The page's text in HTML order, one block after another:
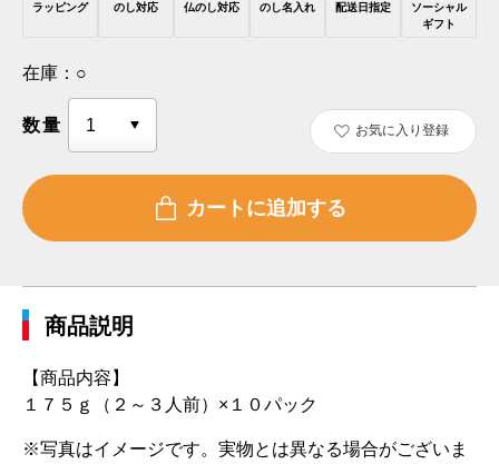
ラッピング のし対応 仏のし対応 のし名入れ 配送日指定
ソーシャル
ギフト
在庫： ○
数量 お気に入り登録
商品説明
【商品内容】
１７５ｇ（２～３人前）×１０パック
※写真はイメージです。実物とは異なる場合がございま